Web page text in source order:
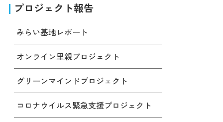
プロジェクト報告
みらい基地レポート
オンライン里親プロジェクト
グリーンマインドプロジェクト
コロナウイルス緊急支援プロジェクト